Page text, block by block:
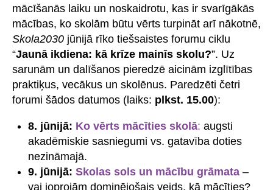
mācīšanās laiku un noskaidrotu, kas ir svarīgākās
mācības, ko skolām būtu vērts turpināt arī nākotnē,
Skola2030 jūnijā rīko tiešsaistes forumu ciklu
“Jaunā ikdiena: kā krīze mainīs skolu?”. Uz
sarunām un dalīšanos pieredzē aicinām izglītības
praktiķus, vecākus un skolēnus. Paredzēti četri
forumi šādos datumos (laiks: plkst. 15.00):
8. jūnijā: Ko vērts mācīties skolā: augsti
akadēmiskie sasniegumi vs. gatavība doties
nezināmajā.
9. jūnijā: Skolas sols un mācību grāmata–
vai joprojām dominējošais veids, kā mācīties?